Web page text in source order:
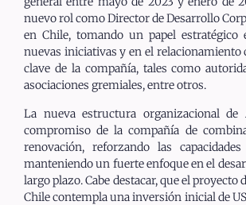
nuevo rol como Director de Desarrollo
en Chile, tomando un papel estratégico
nuevas iniciativas y en el relacionamiento
clave de la compañía, tales como
asociaciones gremiales, entre otros.
La nueva estructura organizacional de
compromiso de la compañía de
renovación, reforzando las
manteniendo un fuerte enfoque en el
largo plazo. Cabe destacar, que el proyecto
Chile contempla una inversión inicial de